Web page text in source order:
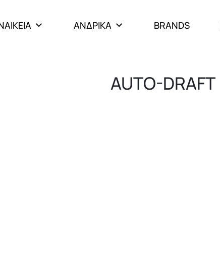
ΑΝΔΡΙΚΑ BRANDS
AUTO-DRAFT